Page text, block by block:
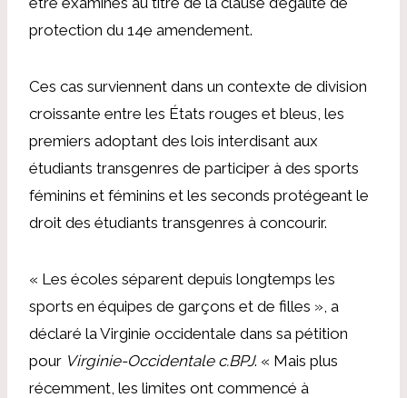
protection du 14e amendement.
Ces cas surviennent dans un contexte de division
croissante entre les États rouges et bleus, les
premiers adoptant des lois interdisant aux
étudiants transgenres de participer à des sports
féminins et féminins et les seconds protégeant le
droit des étudiants transgenres à concourir.
« Les écoles séparent depuis longtemps les
sports en équipes de garçons et de filles », a
déclaré la Virginie occidentale dans sa pétition
pour Virginie-Occidentale c.BPJ. « Mais plus
récemment, les limites ont commencé à